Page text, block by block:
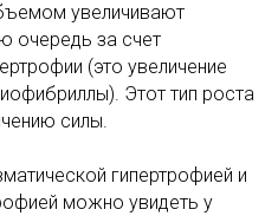
увеличивают
очередь за счет
(это увеличение
Этот тип роста
силы.
гипертрофией и
можно увидеть у